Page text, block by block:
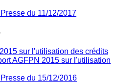
du 11/12/2017
sur l'utilisation des crédits
AGFPN 2015 sur l'utilisation
du 15/12/2016